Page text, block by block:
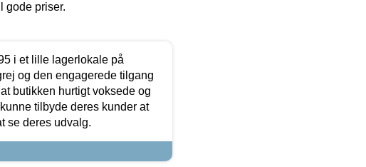
gode priser.
i et lille lagerlokale på
og den engagerede tilgang
butikken hurtigt voksede og
tilbyde deres kunder at
se deres udvalg.